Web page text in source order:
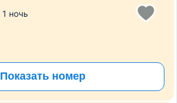
1 ночь
Показать номер